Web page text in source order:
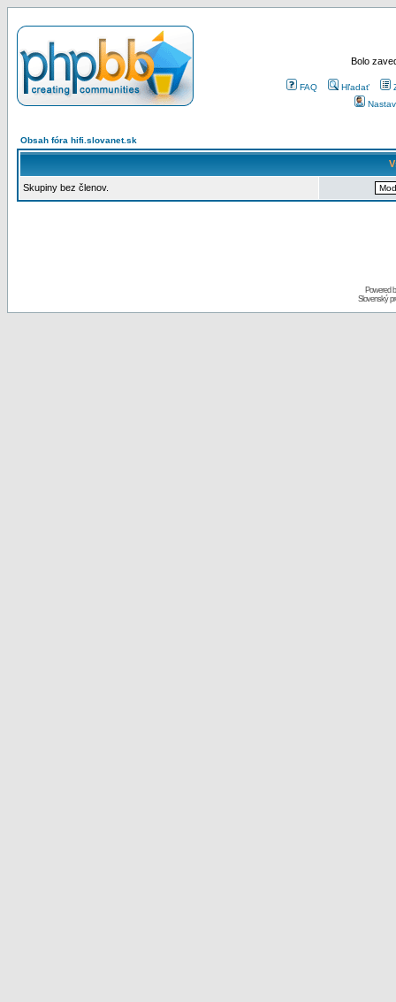
Bolo
FAQ Hľadať
Obsah fóra hifi.slovanet.sk
Skupiny bez členov.
Powered
Slovenský